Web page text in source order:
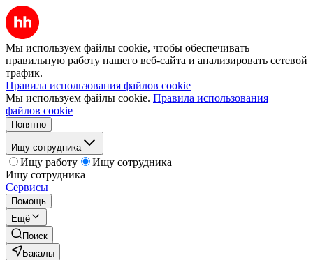
Мы используем файлы cookie, чтобы обеспечивать
правильную работу нашего веб-сайта и анализировать сетевой
трафик.
Правила использования файлов cookie
Мы используем файлы cookie. Правила использования
файлов cookie
Понятно
Ищу сотрудника
Ищу работу
Ищу сотрудника
Ищу сотрудника
Сервисы
Помощь
Ещё
Поиск
Бакалы